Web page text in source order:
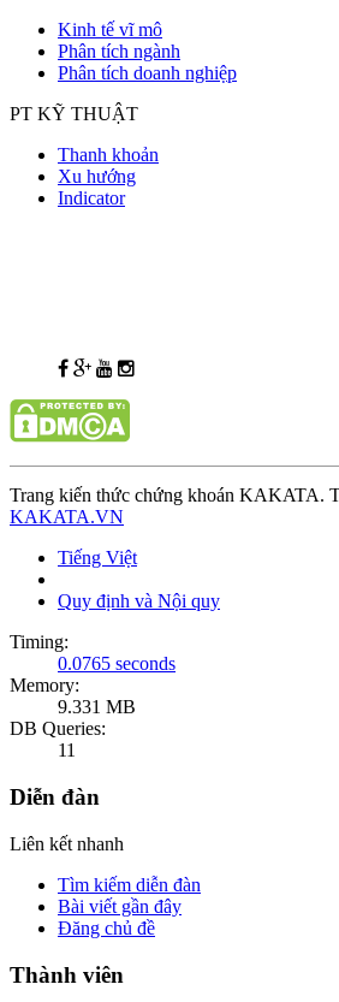
Kinh tế vĩ mô
Phân tích ngành
Phân tích doanh nghiệp
PT KỸ THUẬT
Thanh khoản
Xu hướng
Indicator
Trang kiến thức chứng khoán KAKATA.
KAKATA.VN
Tiếng Việt
Quy định và Nội quy
Timing:
0.0765 seconds
Memory:
9.331 MB
DB Queries:
11
Diễn đàn
Liên kết nhanh
Tìm kiếm diễn đàn
Bài viết gần đây
Đăng chủ đề
Thành viên